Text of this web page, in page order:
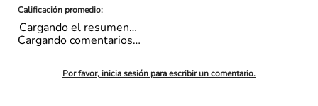
Cargando el resumen…
Por favor, inicia sesión para escribir un comentario.
Cargando comentarios…